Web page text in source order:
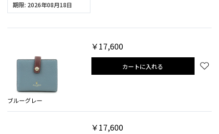
期限: 2026年08月18日
ブルーグレー
￥17,600
カートに入れる
￥17,600